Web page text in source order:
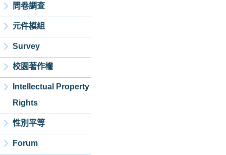
問卷調查
元件模組
Survey
校園著作權
Intellectual Property
Rights
性別平等
Forum